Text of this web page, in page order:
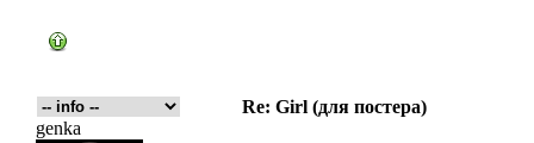
Re: Girl (для постера)
genka